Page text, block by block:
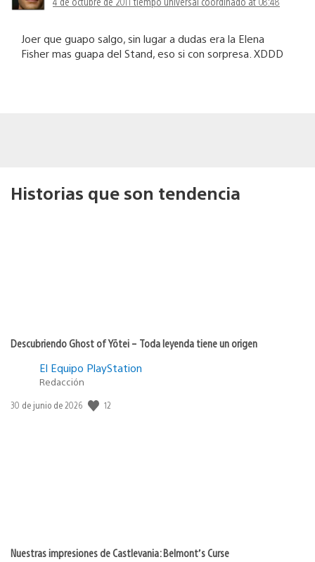
Joer que guapo salgo, sin lugar a dudas era la Elena
Fisher mas guapa del Stand, eso si con sorpresa. XDDD
Historias que son tendencia
Descubriendo Ghost of Yōtei – Toda leyenda tiene un origen
El Equipo PlayStation
Redacción
Fecha
30 de junio de 2026 12
Nuestras impresiones de Castlevania: Belmont’s Curse